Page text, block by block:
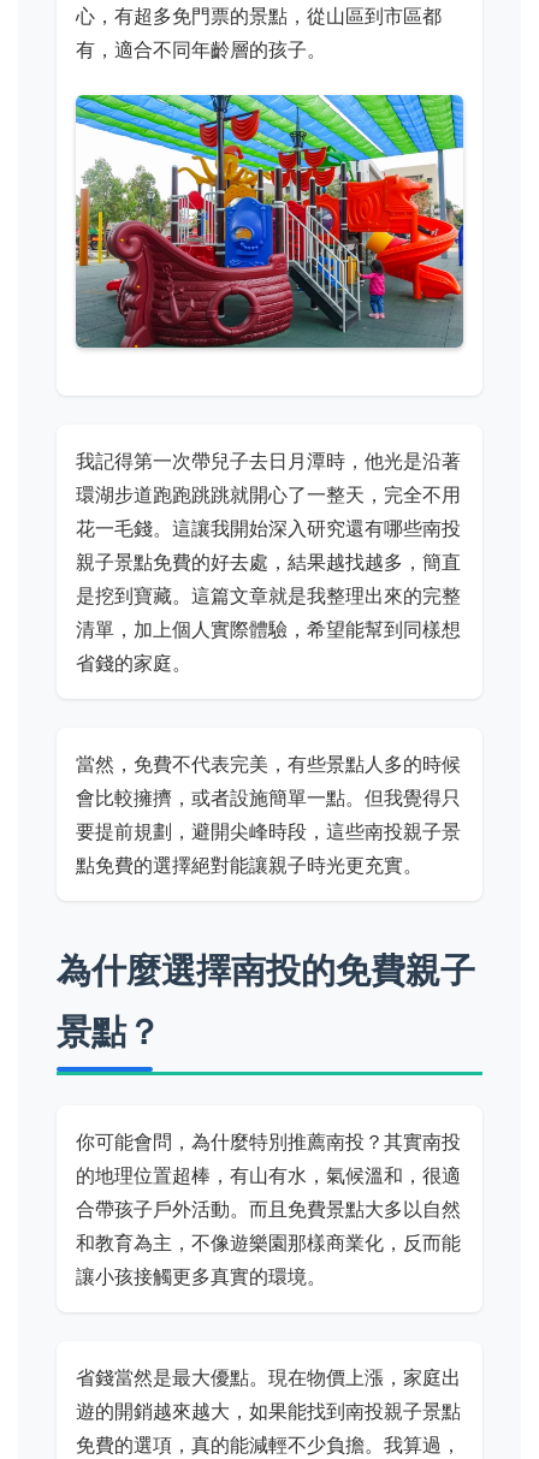
心，有超多免門票的景點，從山區到市區都
有，適合不同年齡層的孩子。
我記得第一次帶兒子去日月潭時，他光是沿著
環湖步道跑跑跳跳就開心了一整天，完全不用
花一毛錢。這讓我開始深入研究還有哪些南投
親子景點免費的好去處，結果越找越多，簡直
是挖到寶藏。這篇文章就是我整理出來的完整
清單，加上個人實際體驗，希望能幫到同樣想
省錢的家庭。
當然，免費不代表完美，有些景點人多的時候
會比較擁擠，或者設施簡單一點。但我覺得只
要提前規劃，避開尖峰時段，這些南投親子景
點免費的選擇絕對能讓親子時光更充實。
為什麼選擇南投的免費親子
景點？
你可能會問，為什麼特別推薦南投？其實南投
的地理位置超棒，有山有水，氣候溫和，很適
合帶孩子戶外活動。而且免費景點大多以自然
和教育為主，不像遊樂園那樣商業化，反而能
讓小孩接觸更多真實的環境。
省錢當然是最大優點。現在物價上漲，家庭出
遊的開銷越來越大，如果能找到南投親子景點
免費的選項，真的能減輕不少負擔。我算過，